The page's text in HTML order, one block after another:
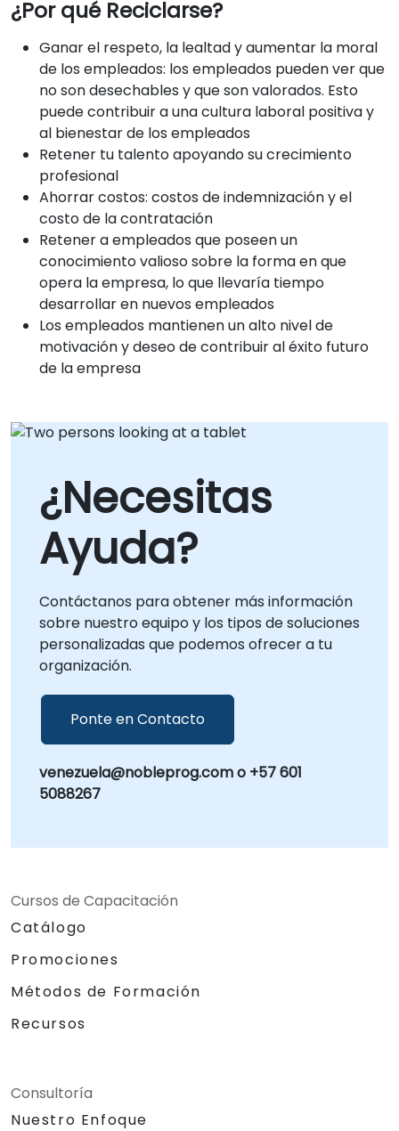
¿Por qué Reciclarse?
Ganar el respeto, la lealtad y aumentar la moral
de los empleados: los empleados pueden ver que
no son desechables y que son valorados. Esto
puede contribuir a una cultura laboral positiva y
al bienestar de los empleados
Retener tu talento apoyando su crecimiento
profesional
Ahorrar costos: costos de indemnización y el
costo de la contratación
Retener a empleados que poseen un
conocimiento valioso sobre la forma en que
opera la empresa, lo que llevaría tiempo
desarrollar en nuevos empleados
Los empleados mantienen un alto nivel de
motivación y deseo de contribuir al éxito futuro
de la empresa
¿Necesitas
Ayuda?
Contáctanos para obtener más información
sobre nuestro equipo y los tipos de soluciones
personalizadas que podemos ofrecer a tu
organización.
Ponte en Contacto
venezuela@nobleprog.com o +57 601
5088267
Cursos de Capacitación
Catálogo
Promociones
Métodos de Formación
Recursos
Consultoría
Nuestro Enfoque